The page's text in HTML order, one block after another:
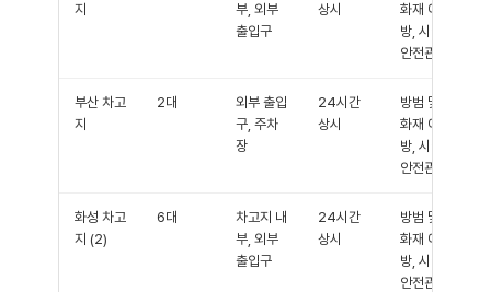
지
부, 외부
출입구
상시
화재 예
방, 시설
안전관리
부산 차고
지
2대
외부 출입
구, 주차
장
24시간
상시
방범 및
화재 예
방, 시설
안전관리
화성 차고
지 (2)
6대
차고지 내
부, 외부
출입구
24시간
상시
방범 및
화재 예
방, 시설
안전관리